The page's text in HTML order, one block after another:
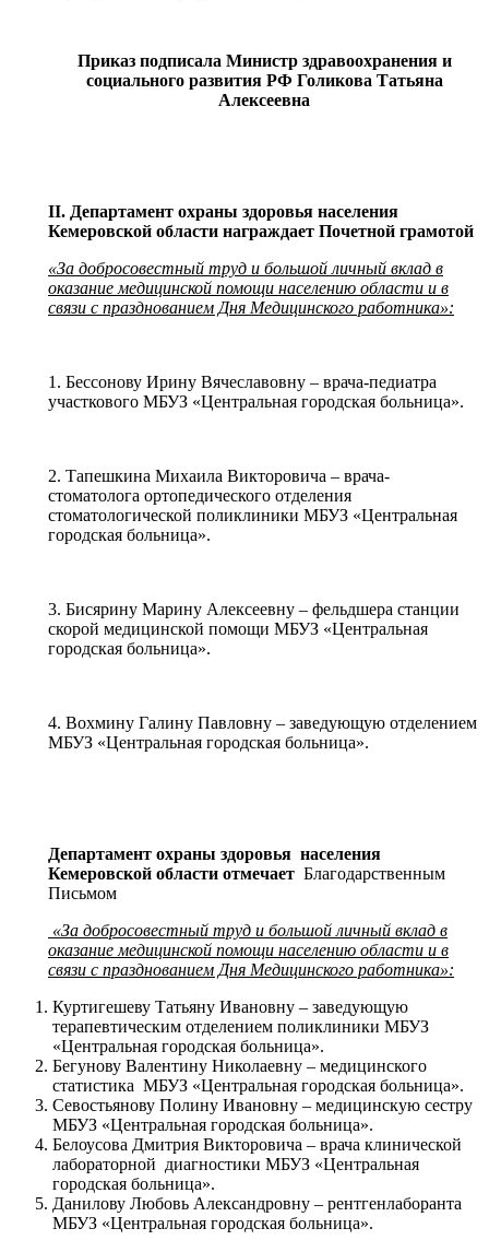
Приказ подписала Министр здравоохранения и
социального развития РФ Голикова Татьяна
Алексеевна
II. Департамент охраны здоровья населения
Кемеровской области награждает Почетной грамотой
«За добросовестный труд и большой личный вклад в
оказание медицинской помощи населению области и в
связи с празднованием Дня Медицинского работника»:
1. Бессонову Ирину Вячеславовну – врача-педиатра
участкового МБУЗ «Центральная городская больница».
2. Тапешкина Михаила Викторовича – врача-
стоматолога ортопедического отделения
стоматологической поликлиники МБУЗ «Центральная
городская больница».
3. Бисярину Марину Алексеевну – фельдшера станции
скорой медицинской помощи МБУЗ «Центральная
городская больница».
4. Вохмину Галину Павловну – заведующую отделением
МБУЗ «Центральная городская больница».
Департамент охраны здоровья населения
Кемеровской области отмечает Благодарственным
Письмом
«За добросовестный труд и большой личный вклад в
оказание медицинской помощи населению области и в
связи с празднованием Дня Медицинского работника»:
Куртигешеву Татьяну Ивановну – заведующую
терапевтическим отделением поликлиники МБУЗ
«Центральная городская больница».
Бегунову Валентину Николаевну – медицинского
статистика МБУЗ «Центральная городская больница».
Севостьянову Полину Ивановну – медицинскую сестру
МБУЗ «Центральная городская больница».
Белоусова Дмитрия Викторовича – врача клинической
лабораторной диагностики МБУЗ «Центральная
городская больница».
Данилову Любовь Александровну – рентгенлаборанта
МБУЗ «Центральная городская больница».